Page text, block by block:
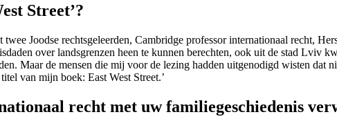
Street’?
Joodse rechtsgeleerden, Cambridge professor internationaal recht,
over landsgrenzen heen te kunnen berechten, ook uit de stad Lviv
Maar de mensen die mij voor de lezing hadden uitgenodigd wisten
van mijn boek: East West Street.’
recht met uw familiegeschiedenis